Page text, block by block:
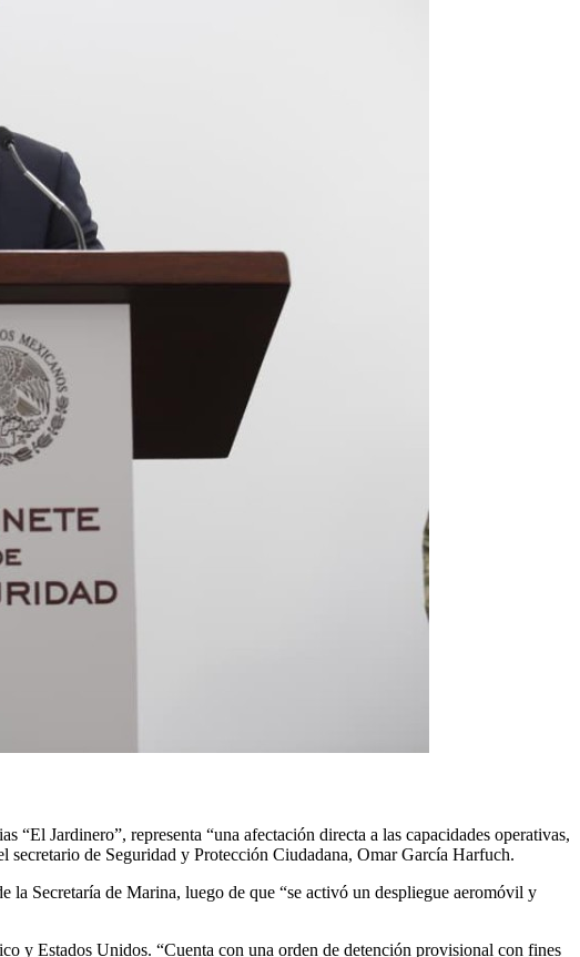
Jardinero”, representa “una afectación directa a las capacidades operativas,
de Seguridad y Protección Ciudadana, Omar García Harfuch.
la Secretaría de Marina, luego de que “se activó un despliegue aeromóvil y
y Estados Unidos. “Cuenta con una orden de detención provisional con fines